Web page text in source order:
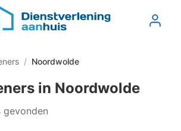
/ Noordwolde
in Noordwolde
gevonden